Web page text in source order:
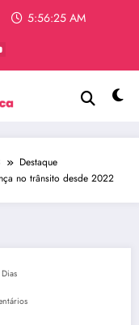
5:56:26 AM
Destaque
no trânsito desde 2022